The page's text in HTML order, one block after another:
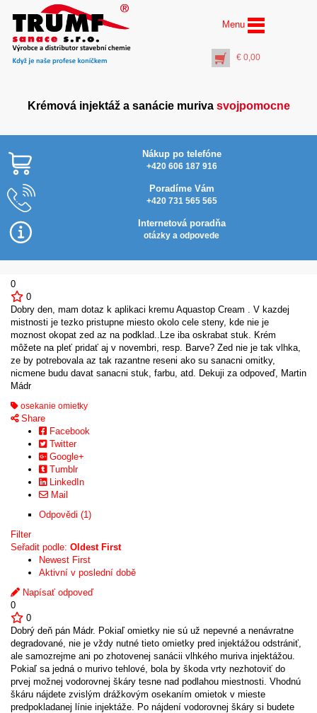
Menu
€ 0,00
Krémová injektáž a sanácie muriva svojpomocne
Nákup po telefóne
+420 606 187 916
Poradíme Vám
+420 731 565 565
Internetová poradňa
otázky a odpovede
0
0
Dobry den, mam dotaz k aplikaci kremu Aquastop Cream . V kazdej
mistnosti je tezko pristupne miesto okolo cele steny, kde nie je
moznost okopat zed az na podklad..Lze iba oskrabat stuk. Krém
môžete na pleť pridať aj v novembri, resp. Barve? Zed nie je tak vlhka,
ze by potrebovala az tak razantne reseni ako su sanacni omitky,
nicmene budu davat sanacni stuk, farbu, atd. Dekuji za odpoveď, Martin
Mádr
osekanie omietky
Share
Facebook
Twitter
Google+
Tumblr
LinkedIn
Mail
Odpovědi (1)
Filter
Seřadit podle: Oldest First
Newest First
Aktivní v poslední době
Napísať odpoveď
0
0
Dobrý deň pán Mádr. Pokiaľ omietky nie sú už nepevné a nenávratne
degradované, nie je vždy nutné tieto omietky pred injektážou odstrániť,
ale samozrejme ani po zhotovenej sanácii vlhkého muriva injektážou.
Pokiaľ sa jedná o murivo tehlové, bola by škoda vrty nezhotoviť do
prvej možnej vodorovnej škáry tesne nad podlahou miestnosti. Vhodnú
škáru nájdete zvislým drážkovým osekaním omietok v mieste
predpokladanej línie injektáže. Po nájdení vodorovnej škáry si budete
AquaStop Cream® – 6x
salám 0,5 litra
€107,00